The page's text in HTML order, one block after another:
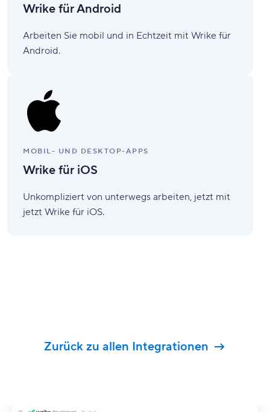
Wrike für Android
Arbeiten Sie mobil und in Echtzeit mit Wrike für
Android.
MOBIL- UND DESKTOP-APPS
Wrike für iOS
Unkompliziert von unterwegs arbeiten, jetzt mit
jetzt Wrike für iOS.
Zurück zu allen Integrationen